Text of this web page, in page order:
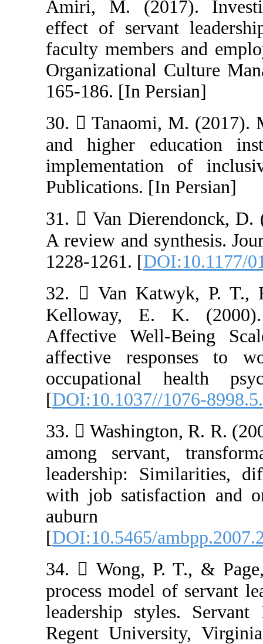
Amiri, M.
effect of
faculty
Organizational
165-186. [In
30.  Tanaomi,
and higher
Publications.
31.  Van
A review and
1228-1261. [
32.  Van
Kelloway, E.
Affective
affective
occupational
[DOI:10.1037//
33. 
among
leadership:
with job
[DOI:10.5465/
34.  Wong,
process model
leadership
Regent